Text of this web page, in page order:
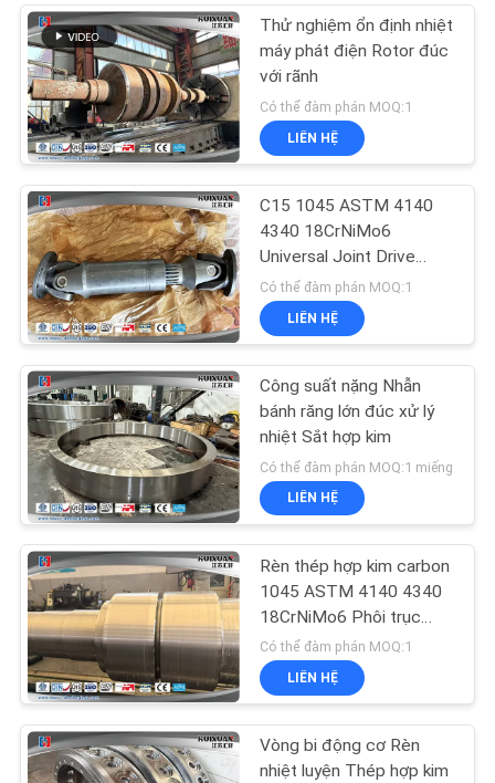
PRIVACY
POLICY
Thử nghiệm ổn định nhiệt
máy phát điện Rotor đúc
với rãnh
Có thể đàm phán MOQ:1
LIÊN HỆ
C15 1045 ASTM 4140
4340 18CrNiMo6
Universal Joint Drive
Shaft Forging
Có thể đàm phán MOQ:1
LIÊN HỆ
Công suất nặng Nhẫn
bánh răng lớn đúc xử lý
nhiệt Sắt hợp kim
Có thể đàm phán MOQ:1 miếng
LIÊN HỆ
Rèn thép hợp kim carbon
1045 ASTM 4140 4340
18CrNiMo6 Phôi trục
truyền động
Có thể đàm phán MOQ:1
LIÊN HỆ
Vòng bi động cơ Rèn
nhiệt luyện Thép hợp kim